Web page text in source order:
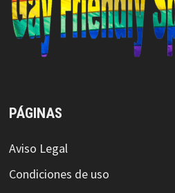
PÁGINAS
Aviso Legal
Condiciones de uso